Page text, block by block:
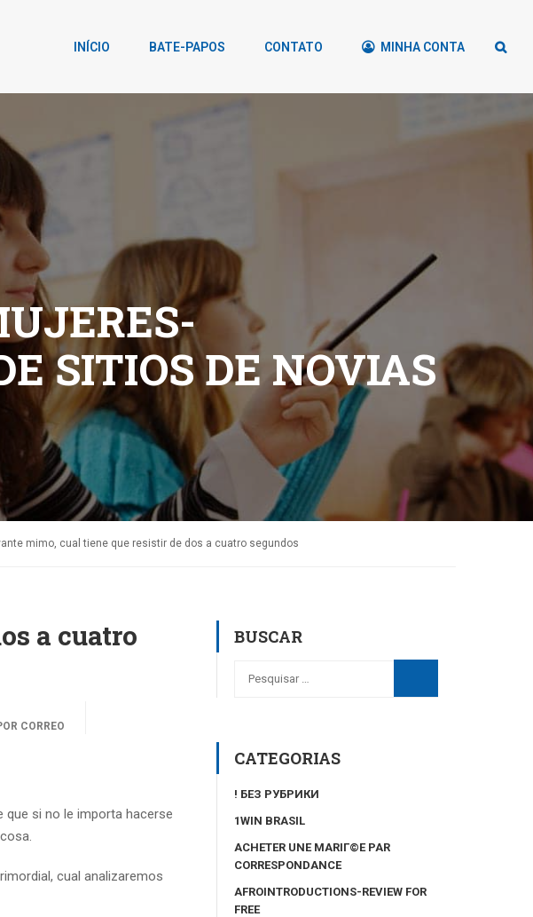
INÍCIO BATE-PAPOS CONTATO MINHA CONTA
SITIOS DE NOVIAS
mimo, cual tiene que resistir de dos a cuatro segundos
a cuatro
CORREO
que si no le importa hacerse
cual analizaremos
BUSCAR
CATEGORIAS
! БЕЗ РУБРИКИ
1WIN BRASIL
ACHETER UNE MARIГ©E PAR
CORRESPONDANCE
AFROINTRODUCTIONS-REVIEW FOR
FREE